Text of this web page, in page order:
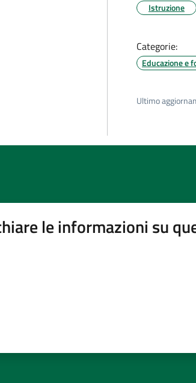
Istruzione
Categorie:
Educazione e
Ultimo
le informazioni su